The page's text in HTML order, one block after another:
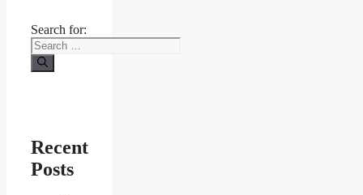
Search for:
Recent
Posts